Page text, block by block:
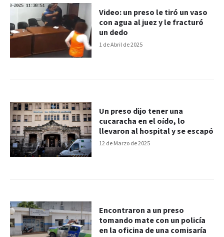
1 de Abril de 2025
Video: un preso le tiró un vaso
con agua al juez y le fracturó
un dedo
12 de Marzo de 2025
Un preso dijo tener una
cucaracha en el oído, lo
llevaron al hospital y se escapó
Encontraron a un preso
tomando mate con un policía
en la oficina de una comisaría